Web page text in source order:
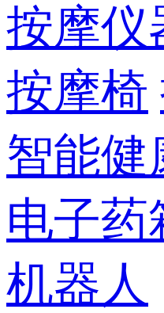
按摩仪
按摩椅
智能健
电子药
机器人